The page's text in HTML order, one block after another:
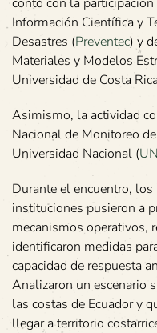
Información Científica y
Desastres (Preventec) y
Materiales y Modelos
Universidad de Costa
Asimismo, la actividad
Nacional de Monitoreo
Universidad Nacional (
Durante el encuentro,
instituciones pusieron a
mecanismos operativos,
identificaron medidas
capacidad de respuesta
Analizaron un escenario
las costas de Ecuador y
llegar a territorio